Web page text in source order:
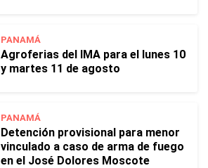
PANAMÁ
Agroferias del IMA para el lunes 10
y martes 11 de agosto
PANAMÁ
Detención provisional para menor
vinculado a caso de arma de fuego
en el José Dolores Moscote